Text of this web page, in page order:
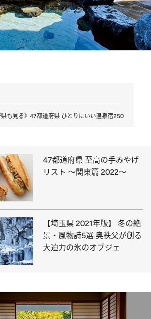
県も見る》47都道府県 ひとりにいい温泉宿250
47都道府県 至高の手みやげ
リスト ～関東篇 2022～
【埼玉県 2021年版】 冬の絶
景・風物詩5選 奥秩父が創る
大迫力の氷のオブジェ